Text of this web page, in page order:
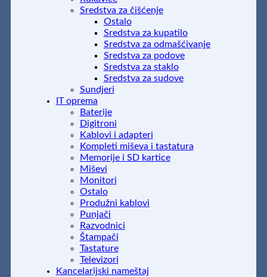
Sredstva za čišćenje
Ostalo
Sredstva za kupatilo
Sredstva za odmašćivanje
Sredstva za podove
Sredstva za staklo
Sredstva za sudove
Sundjeri
IT oprema
Baterije
Digitroni
Kablovi i adapteri
Kompleti miševa i tastatura
Memorije i SD kartice
Miševi
Monitori
Ostalo
Produžni kablovi
Punjači
Razvodnici
Štampači
Tastature
Televizori
Kancelarijski nameštaj